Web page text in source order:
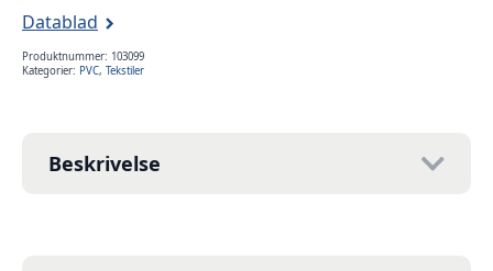
antall
Datablad
Produktnummer: 103099
Kategorier: PVC, Tekstiler
Beskrivelse